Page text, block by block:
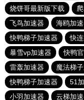
烧饼哥最新版下载
飞鸟加速器
海鸥加
快鸭梯子加速器
快
暴雪vp加速器
快鸭
雷轰加速器
魔法梯
快鸭梯子加速器
51
小羽加速器
云梯加